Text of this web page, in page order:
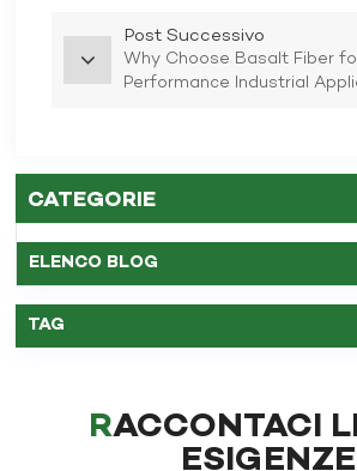
Post Successivo
Why Choose Basalt Fiber
Performance Industrial
CATEGORIE
ELENCO BLOG
TAG
RACCONTACI LE TUE
ESIGENZE